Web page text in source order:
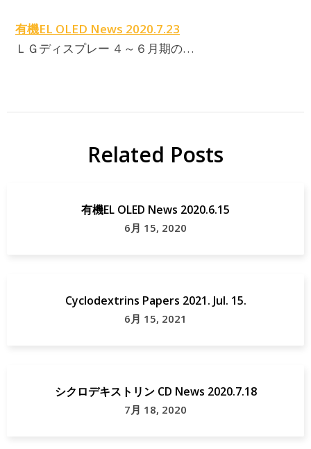
有機EL OLED News 2020.7.23
ＬＧディスプレー ４～６月期の…
Related Posts
有機EL OLED News 2020.6.15
6月 15, 2020
Cyclodextrins Papers 2021. Jul. 15.
6月 15, 2021
シクロデキストリン CD News 2020.7.18
7月 18, 2020